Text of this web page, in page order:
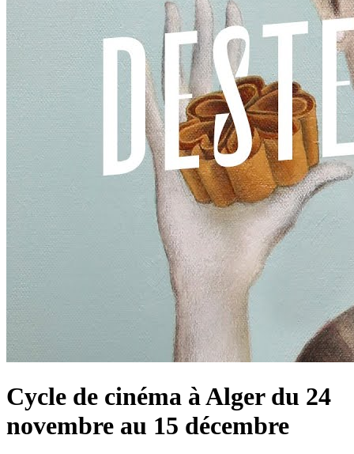
Cycle de cinéma à Alger du 24
novembre au 15 décembre